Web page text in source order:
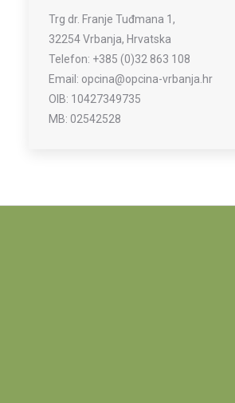
Trg dr. Franje Tuđmana 1,
32254 Vrbanja, Hrvatska
Telefon: +385 (0)32 863 108
Email: opcina@opcina-vrbanja.hr
OIB: 10427349735
MB: 02542528